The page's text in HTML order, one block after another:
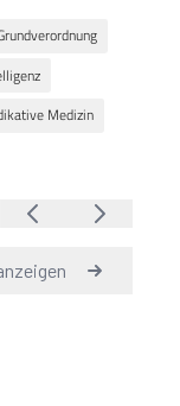
Medizin